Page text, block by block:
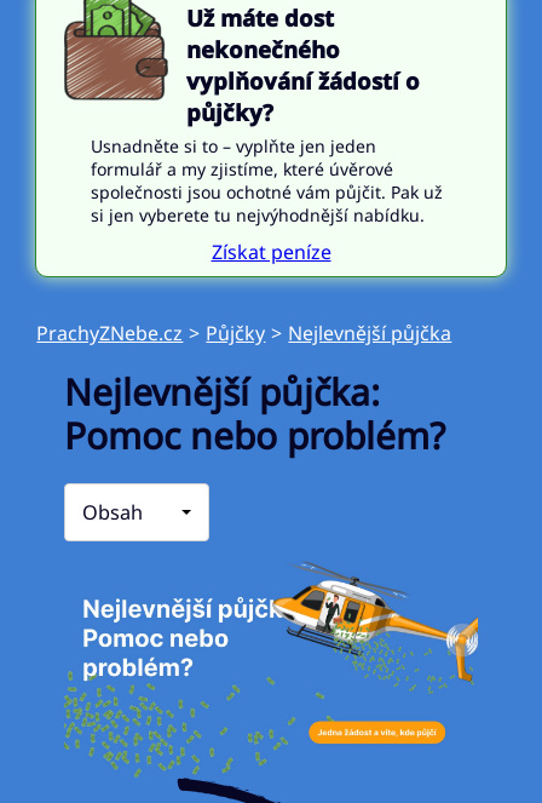
Už máte dost
nekonečného
vyplňování žádostí o
půjčky?
Usnadněte si to – vyplňte jen jeden
formulář a my zjistíme, které úvěrové
společnosti jsou ochotné vám půjčit. Pak už
si jen vyberete tu nejvýhodnější nabídku.
Získat peníze
PrachyZNebe.cz > Půjčky > Nejlevnější půjčka
Nejlevnější půjčka:
Pomoc nebo problém?
Obsah